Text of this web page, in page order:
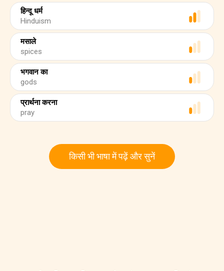
हिन्दू धर्म
Hinduism
मसाले
spices
भगवान का
gods
प्रार्थना करना
pray
किसी भी भाषा में पढ़ें और सुनें